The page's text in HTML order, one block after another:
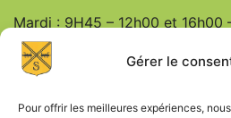
Gérer le
Pour offrir les meilleures expériences,
Mardi : 9H45 – 12h00 et 16h00
Jeudi : 9h45 – 12h00